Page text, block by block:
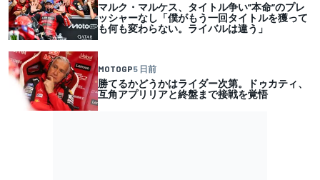
マルク・マルケス、タイトル争い”本命”のプレ
ッシャーなし「僕がもう一回タイトルを獲って
も何も変わらない。ライバルは違う」
MOTOGP5 日前
勝てるかどうかはライダー次第。ドゥカティ、
互角アプリリアと終盤まで接戦を覚悟